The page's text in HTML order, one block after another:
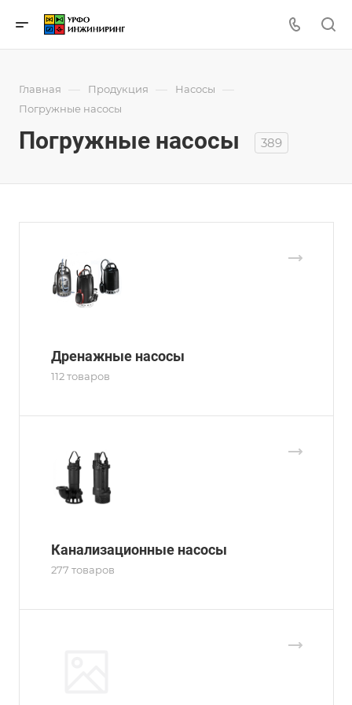
Главная — Продукция — Насосы —
Погружные насосы
Погружные насосы 389
Дренажные насосы
112 товаров
Канализационные насосы
277 товаров